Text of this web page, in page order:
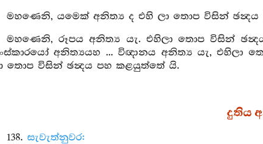
මහණෙනි, යමෙක් අනිත්‍ය ද එහි ලා තොප විසින් ඡන්‍දය
මහණෙනි, රූපය අනිත්‍ය යැ. එහිලා තොප විසින්
අනිත්‍යයහ ... විඥානය අනිත්‍ය යැ,
තොප විසින් ඡන්‍දය පහ කළයුත්තේ යි.
දුතිය
138. සැවැත්නුවර: